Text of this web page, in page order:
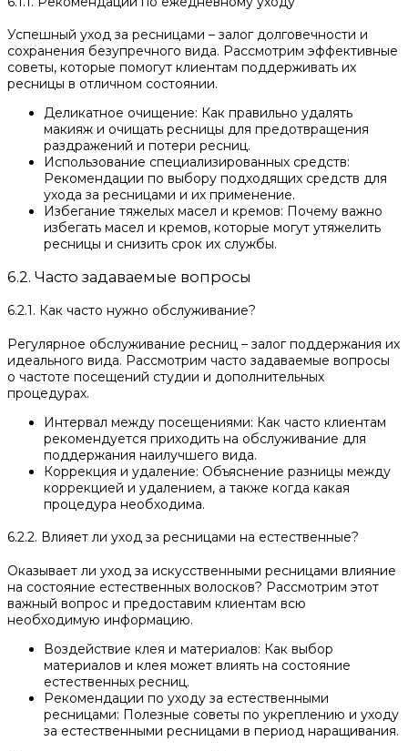
Успешный уход за ресницами – залог долговечности и
сохранения безупречного вида. Рассмотрим эффективные
советы, которые помогут клиентам поддерживать их
ресницы в отличном состоянии.
Деликатное очищение: Как правильно удалять
макияж и очищать ресницы для предотвращения
раздражений и потери ресниц.
Использование специализированных средств:
Рекомендации по выбору подходящих средств для
ухода за ресницами и их применение.
Избегание тяжелых масел и кремов: Почему важно
избегать масел и кремов, которые могут утяжелить
ресницы и снизить срок их службы.
6.2. Часто задаваемые вопросы
6.2.1. Как часто нужно обслуживание?
Регулярное обслуживание ресниц – залог поддержания их
идеального вида. Рассмотрим часто задаваемые вопросы
о частоте посещений студии и дополнительных
процедурах.
Интервал между посещениями: Как часто клиентам
рекомендуется приходить на обслуживание для
поддержания наилучшего вида.
Коррекция и удаление: Объяснение разницы между
коррекцией и удалением, а также когда какая
процедура необходима.
6.2.2. Влияет ли уход за ресницами на естественные?
Оказывает ли уход за искусственными ресницами влияние
на состояние естественных волосков? Рассмотрим этот
важный вопрос и предоставим клиентам всю
необходимую информацию.
Воздействие клея и материалов: Как выбор
материалов и клея может влиять на состояние
естественных ресниц.
Рекомендации по уходу за естественными
ресницами: Полезные советы по укреплению и уходу
за естественными ресницами в период наращивания.